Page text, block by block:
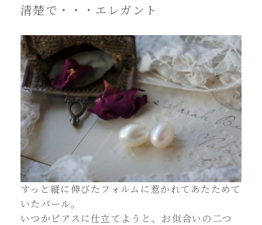
清楚で・・・エレガント
すっと縦に伸びたフォルムに惹かれてあたためて
いたパール。
いつかピアスに仕立てようと、お似合いの二つ